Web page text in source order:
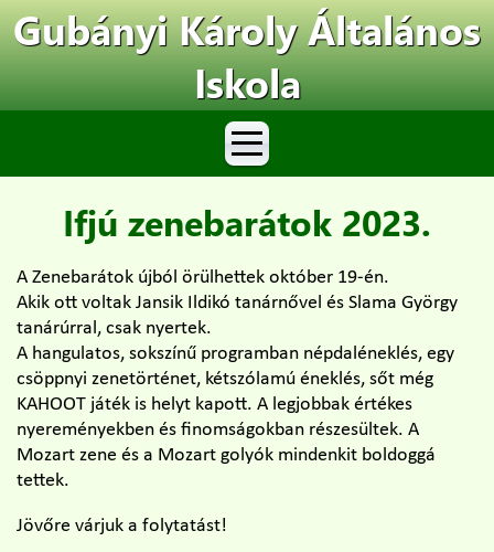
Gubányi Károly Általános
Iskola
Ifjú zenebarátok 2023.
A Zenebarátok újból örülhettek október 19-én.
Akik ott voltak Jansik Ildikó tanárnővel és Slama György
tanárúrral, csak nyertek.
A hangulatos, sokszínű programban népdaléneklés, egy
csöppnyi zenetörténet, kétszólamú éneklés, sőt még
KAHOOT játék is helyt kapott. A legjobbak értékes
nyereményekben és finomságokban részesültek. A
Mozart zene és a Mozart golyók mindenkit boldoggá
tettek.
Jövőre várjuk a folytatást!